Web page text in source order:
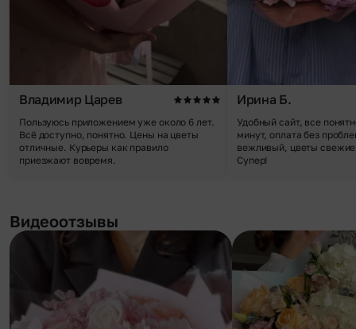
Владимир Царев
Пользуюсь приложением уже около 6 лет.
Всё доступно, понятно. Цены на цветы
отличные. Курьеры как правило
приезжают вовремя.
Ирина Б.
Удобный сайт, все
минут, оплата без
вежливый, цветы
Супер!
Видеоотзывы